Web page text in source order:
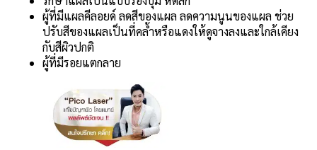
ผู้ที่มีแผลคีลอยด์ ลดสีของแผล ลดความนูนของแผล ช่วย
ปรับสีของแผลเป็นที่คล้ำหรือแดงให้ดูจางลงและใกล้เคียง
กับสีผิวปกติ
ผู้ที่มีรอยแตกลาย